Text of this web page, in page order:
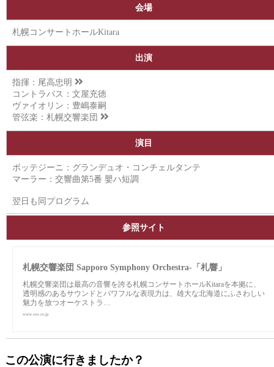
会場
札幌コンサートホールKitara
出演
指揮： 尾高忠明
コントラバス：文屋充徳
ヴァイオリン：豊嶋泰嗣
管弦楽： 札幌交響楽団
演目
ボッテジーニ：グランデュオ・コンチェルタンテ
マーラー：交響曲第5番 嬰ハ短調
翌日も同プログラム
参照サイト
札幌交響楽団 Sapporo Symphony Orchestra-「札響」
札幌交響楽団は最高の音響を誇る札幌コンサートホールKitaraを本拠に、
透明感のあるサウンドとパワフルな表現力は、雄大な北海道にふさわしい
魅力を放つオーケストラ…
www.sso.or.jp
この公演に行きましたか？